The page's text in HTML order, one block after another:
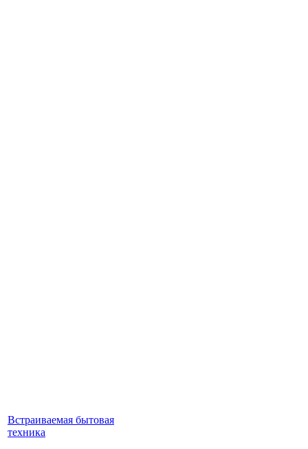
Встраиваемая бытовая
техника